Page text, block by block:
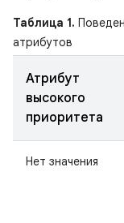
Таблица 1.
атрибутов
Атрибут
высокого
приоритета
Нет значения